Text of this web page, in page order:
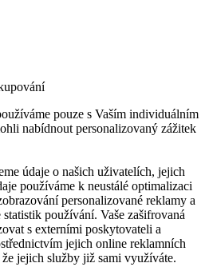
pouze s Vaším individuálním
nabídnout personalizovaný zážitek
údaje o našich uživatelích, jejich
používáme k neustálé optimalizaci
personalizované reklamy a
používání. Vaše zašifrovaná
s externími poskytovateli a
jejich online reklamních
jejich služby již sami využíváte.